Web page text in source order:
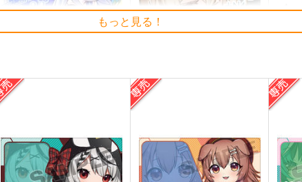
フォンテーヌ大運動会
山田炭鉱
専売 750円（税込）
こんにちは異端者～旅人とザ
ンディクのギスギス秘境探索
～豚骨焼きそば
博士
豚骨
770
もっと見る！